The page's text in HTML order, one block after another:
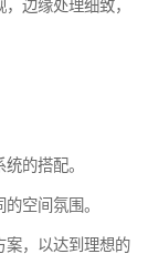
边缘处理细致，
的搭配。
空间氛围。
案，以达到理想的